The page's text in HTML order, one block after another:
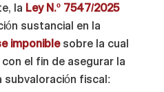
la Ley N.º 7547/2025
sustancial en la
imponiblesobre la cual
el fin de asegurar la
subvaloración fiscal: